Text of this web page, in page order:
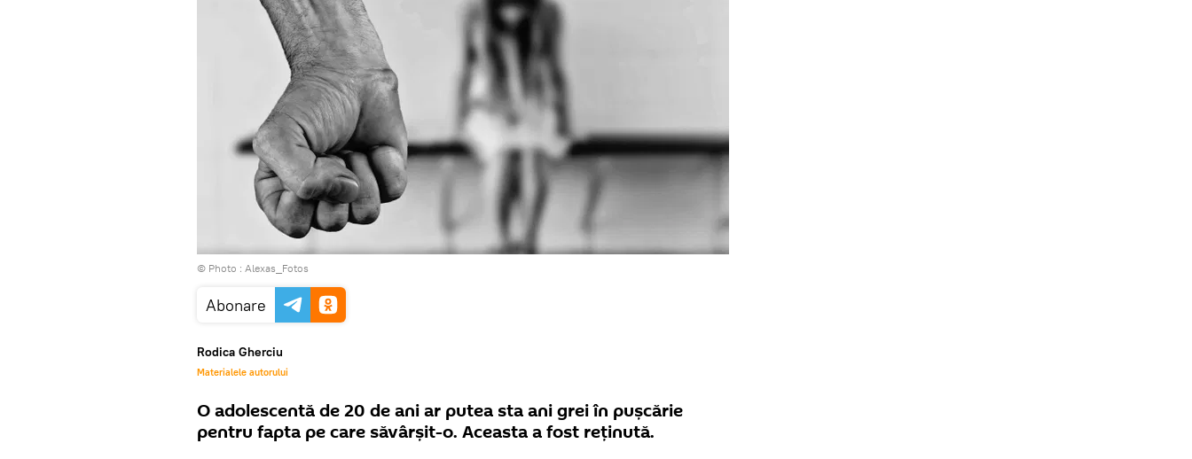
© Photo : Alexas_Fotos
Abonare
Rodica Gherciu
Materialele autorului
O adolescentă de 20 de ani ar putea sta ani grei în pușcărie
pentru fapta pe care săvârșit-o. Aceasta a fost reținută.